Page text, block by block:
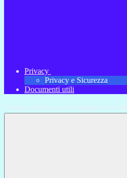
Privacy
Privacy e Sicurezza
Documenti utili
Campo di ricerca per le pagine del sito